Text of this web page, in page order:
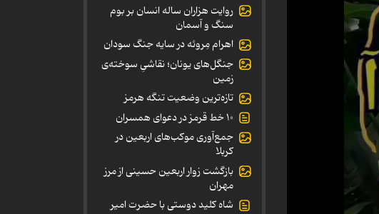
روایت هزاران ساله انسان بر بوم
سنگ و آسمان
اهرام مِروئه در سایه جنگ سودان
جنگل‌های یونان؛ نقاشیِ سوخته‌ی
زمین
تازه‌ترین وضعیت تنگه هرمز
۱۰ خط قرمز در دعوای همسران
جمع‌آوری موکب‌های اربعین در
کربلا
بازگشت زوار اربعین حسینی از مرز
مهران
شاه کلید دوستی با حضرت امیر